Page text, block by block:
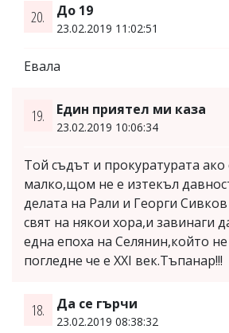
20. До 19
23.02.2019 11:02:51
Евала
19. Един приятел ми каза
23.02.2019 10:06:34
Той съдът и прокуратурата
малко,щом не е изтекъл
делата на Рали и Георги
свят на някои хора,и завинаги
една епоха на Селянин,който
погледне че е XXI век.Тъпанар!!!
18. Да се гърчи
23.02.2019 08:38:32